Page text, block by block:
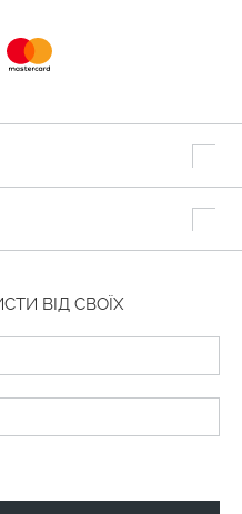
ВІД СВОЇХ